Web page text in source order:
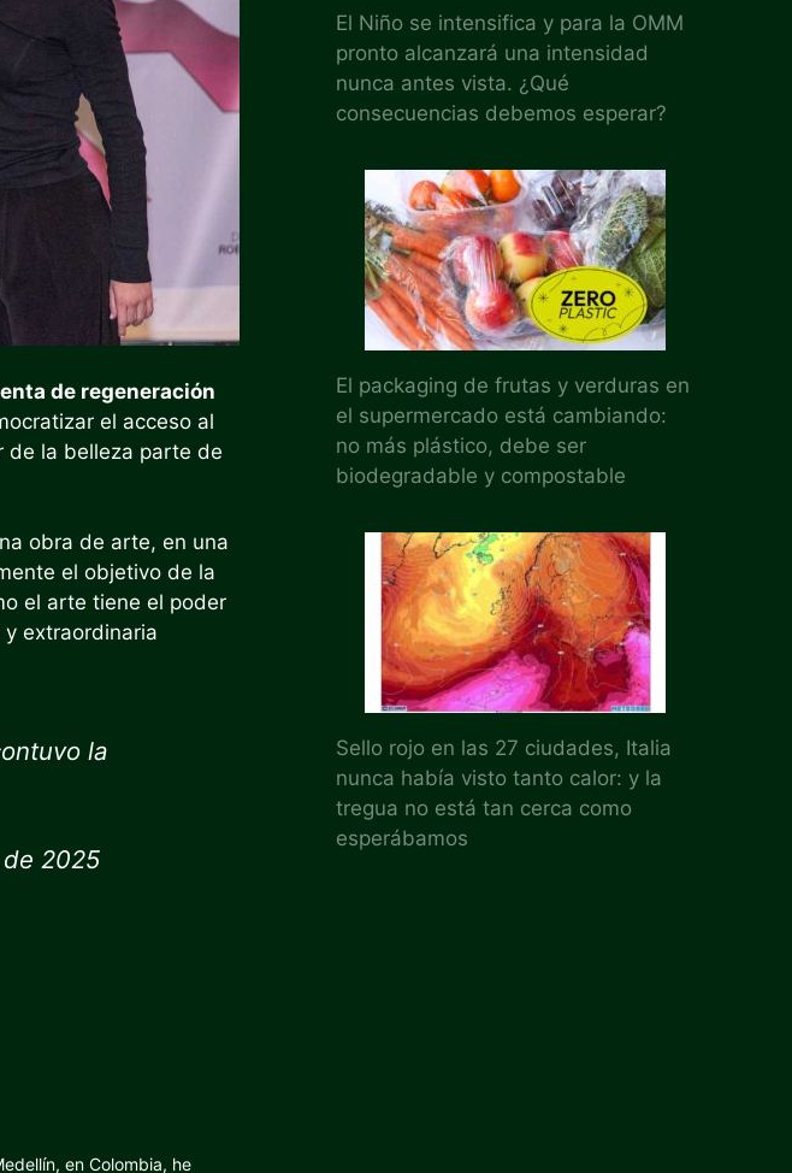
de regeneración
el acceso al
de la belleza parte de
obra de arte, en una
el objetivo de la
el arte tiene el poder
extraordinaria
la
2025
en Colombia, he
El Niño se intensifica y para la OMM
pronto alcanzará una intensidad
nunca antes vista. ¿Qué
consecuencias debemos esperar?
El packaging de frutas y verduras en
el supermercado está cambiando:
no más plástico, debe ser
biodegradable y compostable
Sello rojo en las 27 ciudades, Italia
nunca había visto tanto calor: y la
tregua no está tan cerca como
esperábamos